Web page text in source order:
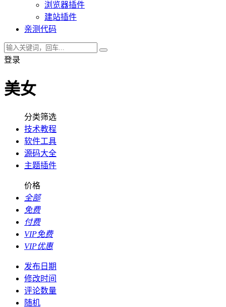
浏览器插件
建站插件
亲测代码
登录
美女
分类筛选
技术教程
软件工具
源码大全
主题插件
价格
全部
免费
付费
VIP免费
VIP优惠
发布日期
修改时间
评论数量
随机